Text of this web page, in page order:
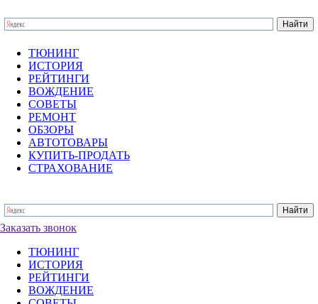
ТЮНИНГ
ИСТОРИЯ
РЕЙТИНГИ
ВОЖДЕНИЕ
СОВЕТЫ
РЕМОНТ
ОБЗОРЫ
АВТОТОВАРЫ
КУПИТЬ-ПРОДАТЬ
СТРАХОВАНИЕ
Заказать звонок
ТЮНИНГ
ИСТОРИЯ
РЕЙТИНГИ
ВОЖДЕНИЕ